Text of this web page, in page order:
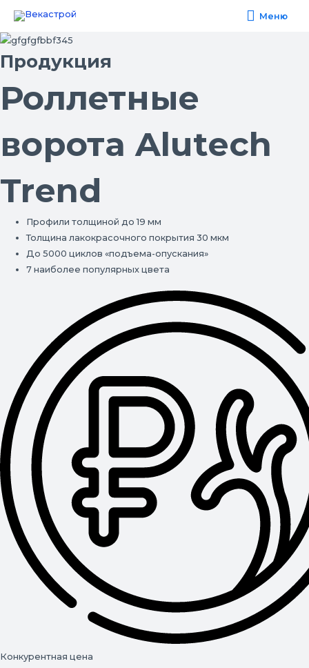
Меню
Меню
Продукция
Роллетные
ворота Alutech
Trend
Профили толщиной до 19 мм
Толщина лакокрасочного покрытия 30 мкм
До 5000 циклов «подъема-опускания»
7 наиболее популярных цвета
Конкурентная цена